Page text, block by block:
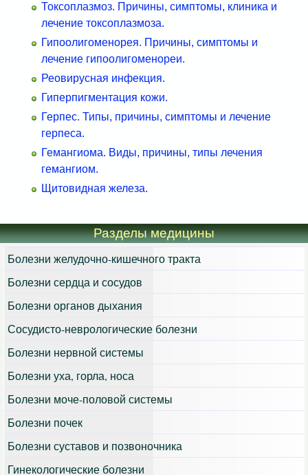
Токсоплазмоз. Причины, симптомы, клиника и
лечение токсоплазмоза.
Гипоолигоменорея. Причины, симптомы и
лечение гипоолигоменореи.
Реовирусная инфекция.
Гиперпигментация кожи.
Герпес. Типы, причины, симптомы и лечение
герпеса.
Гемангиома. Виды, причины, типы лечения
гемангиом.
Щитовидная железа.
Разделы медицины
Болезни желудочно-кишечного тракта
Болезни сердца и сосудов
Болезни органов дыхания
Сосудисто-неврологические болезни
Болезни нервной системы
Болезни уха, горла, носа
Болезни моче-половой системы
Болезни почек
Болезни суставов и позвоночника
Гинекологические болезни